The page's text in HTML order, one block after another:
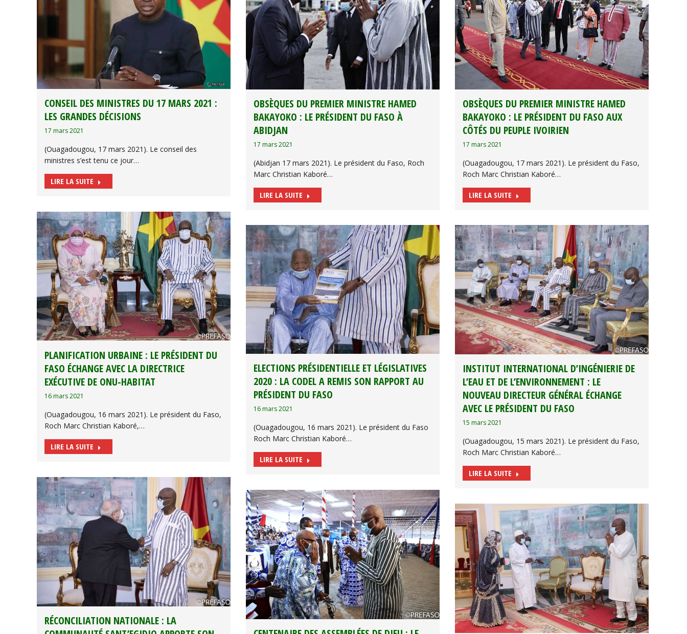
CONSEIL DES MINISTRES DU 17 MARS 2021 :
LES GRANDES DÉCISIONS
17 mars 2021
(Ouagadougou, 17 mars 2021). Le conseil des
ministres s’est tenu ce jour…
LIRE LA SUITE
OBSÈQUES DU PREMIER MINISTRE HAMED
BAKAYOKO : LE PRÉSIDENT DU FASO À
ABIDJAN
17 mars 2021
(Abidjan 17 mars 2021). Le président du Faso, Roch
Marc Christian Kaboré…
LIRE LA SUITE
OBSÈQUES DU PREMIER MINISTRE HAMED
BAKAYOKO : LE PRÉSIDENT DU FASO AUX
CÔTÉS DU PEUPLE IVOIRIEN
17 mars 2021
(Ouagadougou, 17 mars 2021). Le président du Faso,
Roch Marc Christian Kaboré…
LIRE LA SUITE
PLANIFICATION URBAINE : LE PRÉSIDENT DU
FASO ÉCHANGE AVEC LA DIRECTRICE
EXÉCUTIVE DE ONU-HABITAT
16 mars 2021
(Ouagadougou, 16 mars 2021). Le président du Faso,
Roch Marc Christian Kaboré,…
LIRE LA SUITE
ELECTIONS PRÉSIDENTIELLE ET LÉGISLATIVES
2020 : LA CODEL A REMIS SON RAPPORT AU
PRÉSIDENT DU FASO
16 mars 2021
(Ouagadougou, 16 mars 2021). Le président du Faso
Roch Marc Christian Kaboré…
LIRE LA SUITE
INSTITUT INTERNATIONAL D’INGÉNIERIE DE
L’EAU ET DE L’ENVIRONNEMENT : LE
NOUVEAU DIRECTEUR GÉNÉRAL ÉCHANGE
AVEC LE PRÉSIDENT DU FASO
15 mars 2021
(Ouagadougou, 15 mars 2021). Le président du Faso,
Roch Marc Christian Kaboré…
LIRE LA SUITE
RÉCONCILIATION NATIONALE : LA